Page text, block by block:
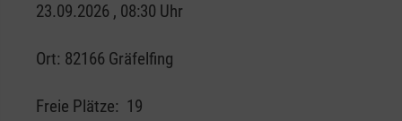
23.09.2026 , 08:30 Uhr
Ort: 82166 Gräfelfing
Freie Plätze: 19